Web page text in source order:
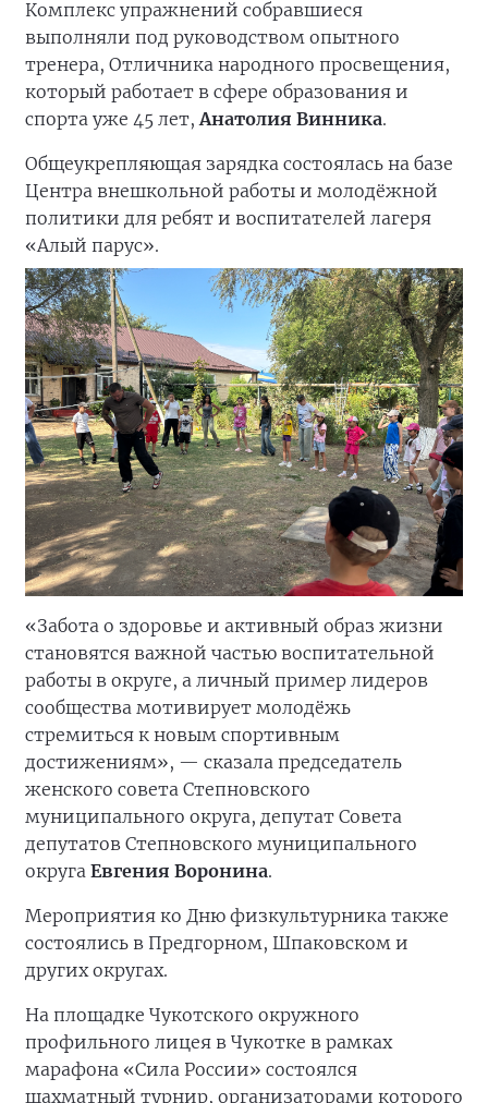
Комплекс упражнений собравшиеся
выполняли под руководством опытного
тренера, Отличника народного просвещения,
который работает в сфере образования и
спорта уже 45 лет, Анатолия Винника.
Общеукрепляющая зарядка состоялась на базе
Центра внешкольной работы и молодёжной
политики для ребят и воспитателей лагеря
«Алый парус».
«Забота о здоровье и активный образ жизни
становятся важной частью воспитательной
работы в округе, а личный пример лидеров
сообщества мотивирует молодёжь
стремиться к новым спортивным
достижениям», — сказала председатель
женского совета Степновского
муниципального округа, депутат Совета
депутатов Степновского муниципального
округа Евгения Воронина.
Мероприятия ко Дню физкультурника также
состоялись в Предгорном, Шпаковском и
других округах.
На площадке Чукотского окружного
профильного лицея в Чукотке в рамках
марафона «Сила России» состоялся
шахматный турнир, организаторами которого